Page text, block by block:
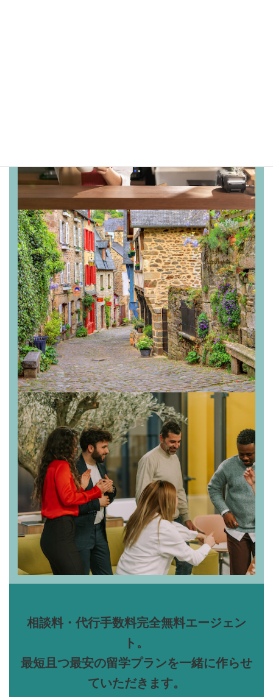
相談料・代行手数料完全無料エージェン
ト。
最短且つ最安の留学プランを一緒に作らせ
ていただきます。